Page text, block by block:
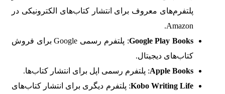
پلتفرم‌های معروف برای انتشار کتاب‌های الکترونیکی در
Amazon.
Google Play Books
: پلتفرم رسمی Google برای فروش
کتاب‌های دیجیتال.
Apple Books: پلتفرم رسمی اپل برای انتشار کتاب‌ها.
Kobo Writing Life: پلتفرم دیگری برای انتشار کتاب‌های